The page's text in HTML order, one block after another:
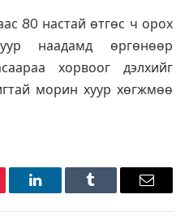
80 настай өтгөс ч орох
наадамд өргөнөөр
хорвоог дэлхийг
морин хуур хөгжмөө
LinkedInTumblr Имэйл